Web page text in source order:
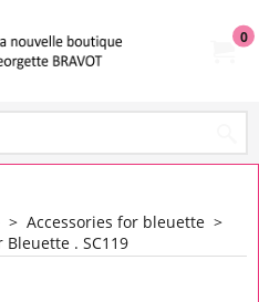
0
> Accessories for bleuette >
. SC119